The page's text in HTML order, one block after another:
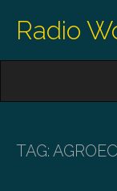
Radio
N
M
O
C
TAG: